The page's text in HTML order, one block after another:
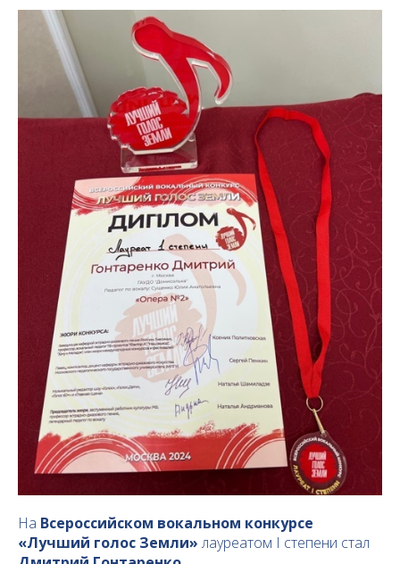
На Всероссийском вокальном конкурсе
«Лучший голос Земли» лауреатом I степени стал